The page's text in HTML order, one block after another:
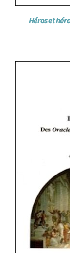
Héros et